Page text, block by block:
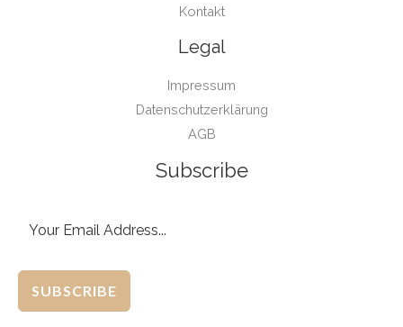
Kontakt
Legal
Impressum
Datenschutzerklärung
AGB
Subscribe
SUBSCRIBE